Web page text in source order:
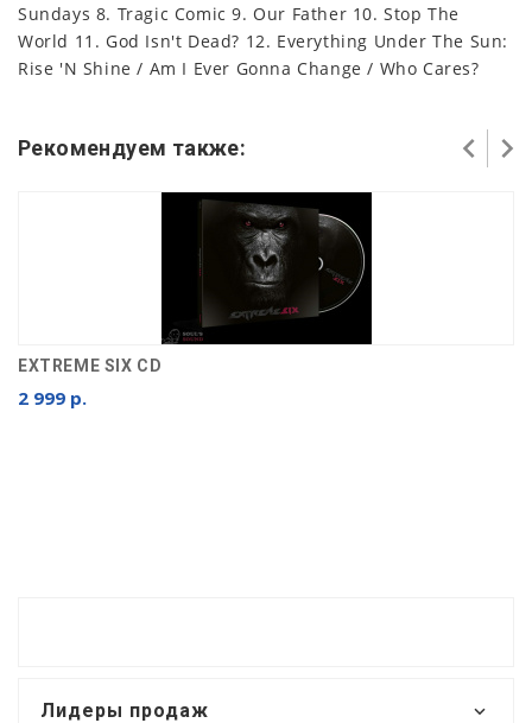
Sundays 8. Tragic Comic 9. Our Father 10. Stop The
World 11. God Isn't Dead? 12. Everything Under The Sun:
Rise 'N Shine / Am I Ever Gonna Change / Who Cares?
Рекомендуем также:
EXTREME SIX CD
2 999 р.
Лидеры продаж